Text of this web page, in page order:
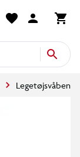
Legetøjsvåben